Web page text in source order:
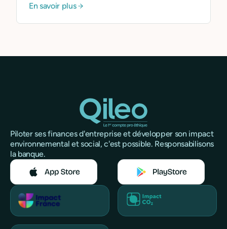
En savoir plus
Piloter ses finances d'entreprise et développer son impact
environnemental et social, c'est possible. Responsabilisons
la banque.